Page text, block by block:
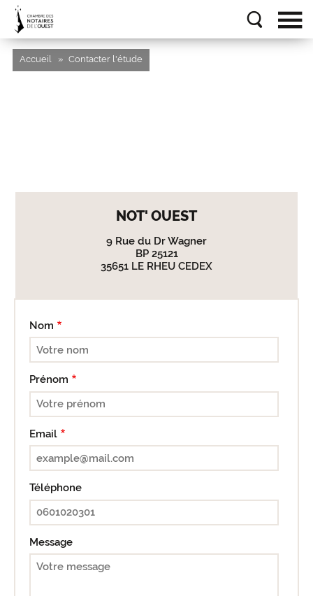
Accueil Contacter l'étude
NOT' OUEST
9 Rue du Dr Wagner
BP 25121
35651 LE RHEU CEDEX
Nom
Prénom
Email
Téléphone
Message